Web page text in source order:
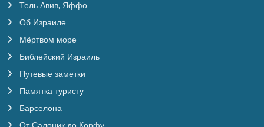
Тель Авив, Яффо
Об Израиле
Мёртвом море
Библейский Израиль
Путевые заметки
Памятка туристу
Барселона